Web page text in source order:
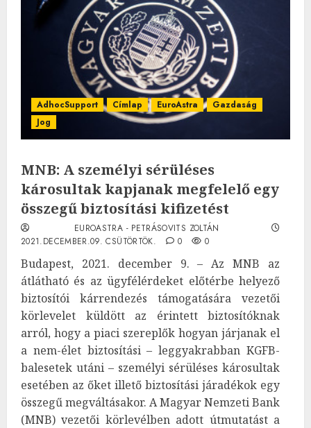
AdhocSupport Címlap EuroAstra
Gazdaság
Jog
MNB: A személyi sérüléses
károsultak kapjanak megfelelő egy
összegű biztosítási kifizetést
EUROASTRA - PETRÁSOVITS ZOLTÁN
2021.DECEMBER.09. CSÜTÖRTÖK.
0 0
Budapest, 2021. december 9. – Az MNB az
átlátható és az ügyfélérdeket előtérbe helyező
biztosítói kárrendezés támogatására vezetői
körlevelet küldött az érintett biztosítóknak
arról, hogy a piaci szereplők hogyan járjanak el
a nem-élet biztosítási – leggyakrabban KGFB-
balesetek utáni – személyi sérüléses károsultak
esetében az őket illető biztosítási járadékok egy
összegű megváltásakor. A Magyar Nemzeti Bank
(MNB) vezetői körlevélben adott útmutatást a